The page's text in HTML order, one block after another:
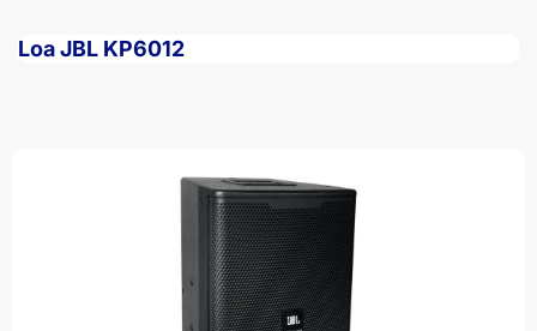
Loa JBL KP6012